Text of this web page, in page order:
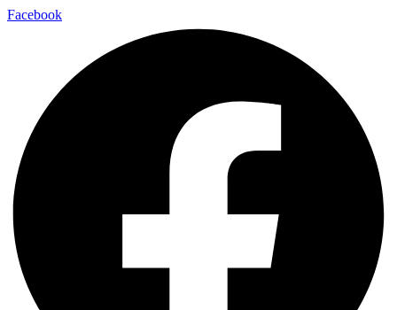
Facebook